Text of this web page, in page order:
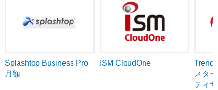
Splashtop Business Pro
月額
ISM CloudOne
Trend
スタ
ティ